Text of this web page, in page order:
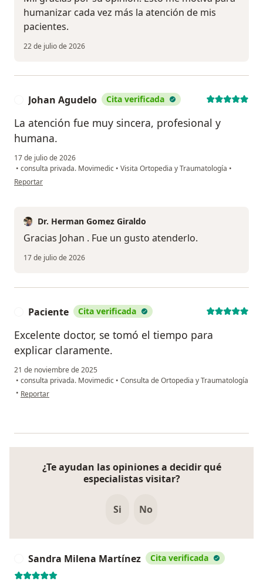
humanizar cada vez más la atención de mis
pacientes.
22 de julio de 2026
Johan Agudelo Cita verificada
La atención fue muy sincera, profesional y
humana.
17 de julio de 2026
• consulta privada. Movimedic • Visita Ortopedia y Traumatología •
en opinión del usuario Johan Agudelo
Reportar
Dr. Herman Gomez Giraldo
Gracias Johan . Fue un gusto atenderlo.
17 de julio de 2026
Paciente Cita verificada
Excelente doctor, se tomó el tiempo para
explicar claramente.
21 de noviembre de 2025
• consulta privada. Movimedic • Consulta de Ortopedia y Traumatología
• en opinión del usuario Paciente
Reportar
¿Te ayudan las opiniones a decidir qué
especialistas visitar?
Si No
Sandra Milena Martínez Cita verificada